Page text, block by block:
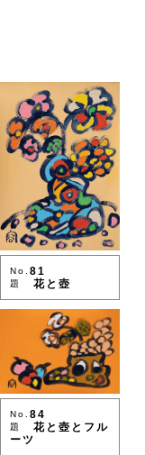
No.81
題 花と壺
No.84
題
花と壺とフル
ーツ